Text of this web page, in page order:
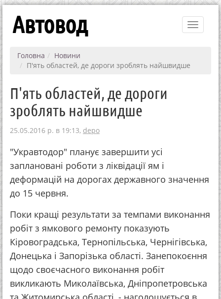
Toggle
Автовод
Головна
Новини
П'ять областей, де дороги зроблять найшвидше
П'ять областей, де дороги
зроблять найшвидше
25.05.2016 р. в 19:13, depo
"Укравтодор" планує завершити усі
заплановані роботи з ліквідації ям і
деформацій на дорогах державного значення
до 15 червня.
Поки кращі результати за темпами виконання
робіт з ямкового ремонту показують
Кіровоградська, Тернопільська, Чернігівська,
Донецька і Запорізька області. Занепокоєння
щодо своєчасного виконання робіт
викликають Миколаївська, Дніпропетровська